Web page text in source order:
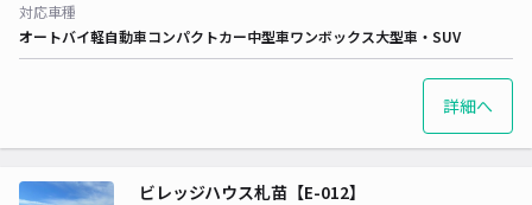
対応車種
オートバイ軽自動車コンパクトカー中型車ワンボックス大型車・SUV
詳細へ
ビレッジハウス札苗【E-012】